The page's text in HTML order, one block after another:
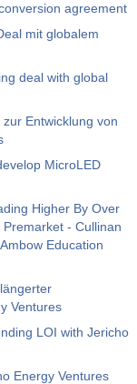
agreement
mit globalem
deal with global
Entwicklung von
MicroLED
Higher By Over
- Cullinan
Education
Ventures
LOI with Jericho
Energy Ventures